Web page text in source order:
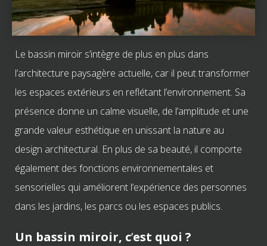
Le bassin miroir s’intègre de plus en plus dans
l’architecture paysagère actuelle, car il peut transformer
les espaces extérieurs en reflétant l’environnement. Sa
présence donne un calme visuelle, de l’amplitude et une
grande valeur esthétique en unissant la nature au
design architectural. En plus de sa beauté, il comporte
également des fonctions environnementales et
sensorielles qui améliorent l’expérience des personnes
dans les jardins, les parcs ou les espaces publics.
Un bassin miroir, c’est quoi ?